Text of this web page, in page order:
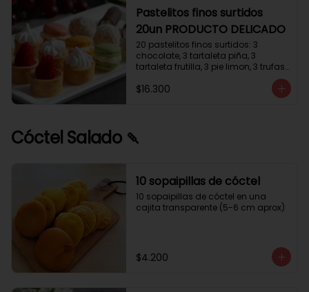
Relleno de crema de leche con
avellanas (15%) y decorado con
crocanti de avellanas.
Pastelitos finos surtidos
20un PRODUCTO DELICADO
20 pastelitos finos surtidos: 3
chocolate, 3 tartaleta piña, 3
tartaleta frutilla, 3 pie limon, 3 trufas
crema, 2 macarrones
$16.300
Cóctel Salado 🍡
10 sopaipillas de cóctel
10 sopaipillas de cóctel en una
cajita transparente (5-6 cm aprox)
$4.200